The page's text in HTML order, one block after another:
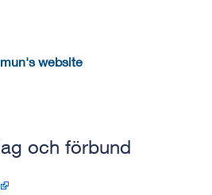
website
och förbund